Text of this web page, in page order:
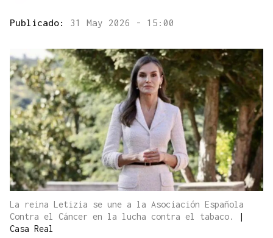
Publicado: 31 May 2026 - 15:00
La reina Letizia se une a la Asociación Española
Contra el Cáncer en la lucha contra el tabaco.
|
Casa Real